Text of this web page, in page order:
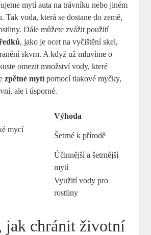
mytí auta na trávníku nebo jiném
Tak voda, která se dostane do země,
Dále můžete zvážit použití
, jako je ocet na vyčištění skel,
skvrn. A když už mluvíme o
omezit množství vody, které
zpětné mytípomocí tlakové myčky,
ale i úsporné.
Výhoda
mycí
Šetrné k přírodě
Účinnější a šetrnější
mytí
Využití vody pro
rostliny
jak chránit životní